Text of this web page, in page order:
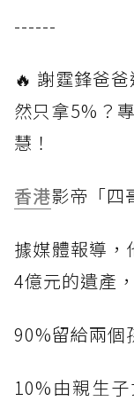
------
🔥 謝霆鋒爸
然只拿5%？
慧！
香港影帝「四
據媒體報導，
4億元的遺產
90%留給兩個
10%由親生